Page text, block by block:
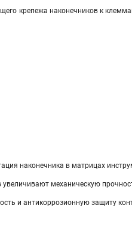
крепежа наконечников к
наконечника в матрицах
увеличивают механическую
и антикоррозионную защиту